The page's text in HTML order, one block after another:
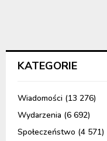
KATEGORIE
Wiadomości (13 276)
Wydarzenia (6 692)
Społeczeństwo (4 571)